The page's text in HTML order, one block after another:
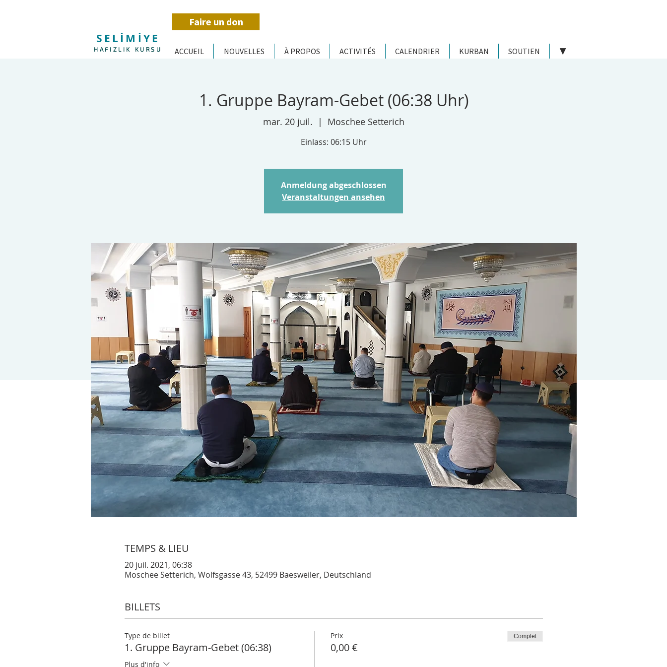
Faire un don
SELİMİYE
HAFIZLIK KURSU ACCUEIL NOUVELLES À PROPOS ACTIVITÉS CALENDRIER KURBAN SOUTIEN ▼
1. Gruppe Bayram-Gebet (06:38 Uhr)
mar. 20 juil.
  |
Moschee Setterich
Einlass: 06:15 Uhr
Anmeldung abgeschlossen
Veranstaltungen ansehen
TEMPS & LIEU
20 juil. 2021, 06:38
Moschee Setterich, Wolfsgasse 43, 52499 Baesweiler, Deutschland
BILLETS
Type de billet
1. Gruppe Bayram-Gebet (06:38)
Plus d'info
Prix
0,00 €
Complet